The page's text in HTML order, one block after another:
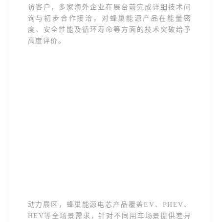
访客户，多家海外企业在展台前完成详细技术问
询与初步合作接洽，对蜂巢能源产品在能量密
度、安全性能及循环寿命等方面的技术突破给予
高度评价。
动力展区，蜂巢能源电芯产品覆盖EV、PHEV、
HEV等全场景需求，针对不同用车场景提供差异